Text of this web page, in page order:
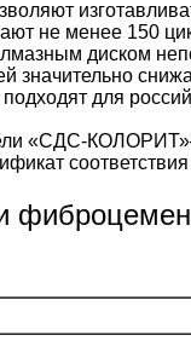
не менее 150
диском
для
«СДС-